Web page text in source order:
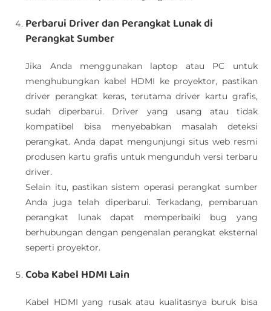
Perbarui Driver dan Perangkat Lunak di
Perangkat Sumber
Jika Anda menggunakan laptop atau PC untuk
menghubungkan kabel HDMI ke proyektor, pastikan
driver perangkat keras, terutama driver kartu grafis,
sudah diperbarui. Driver yang usang atau tidak
kompatibel bisa menyebabkan masalah deteksi
perangkat. Anda dapat mengunjungi situs web resmi
produsen kartu grafis untuk mengunduh versi terbaru
driver.
Selain itu, pastikan sistem operasi perangkat sumber
Anda juga telah diperbarui. Terkadang, pembaruan
perangkat lunak dapat memperbaiki bug yang
berhubungan dengan pengenalan perangkat eksternal
seperti proyektor.
Coba Kabel HDMI Lain
Kabel HDMI yang rusak atau kualitasnya buruk bisa